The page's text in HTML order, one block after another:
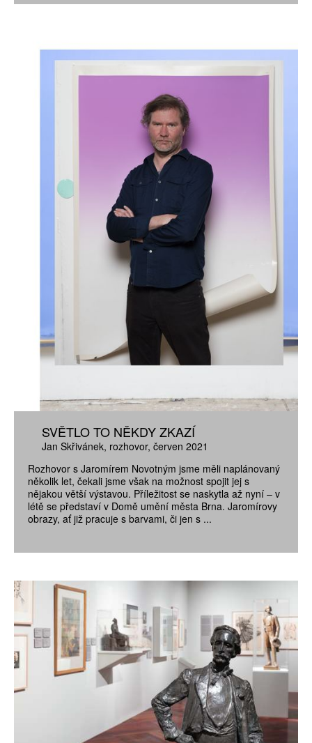
SVĚTLO TO NĚKDY ZKAZÍ
Jan Skřivánek rozhovor červen 2021
Rozhovor s Jaromírem Novotným jsme měli naplánovaný
několik let, čekali jsme však na možnost spojit jej s
nějakou větší výstavou. Příležitost se naskytla až nyní – v
létě se představí v Domě umění města Brna. Jaromírovy
obrazy, ať již pracuje s barvami, či jen s ...